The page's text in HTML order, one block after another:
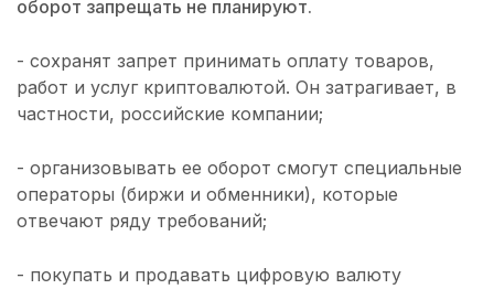
оборот запрещать не планируют.
- сохранят запрет принимать оплату товаров,
работ и услуг криптовалютой. Он затрагивает, в
частности, российские компании;
- организовывать ее оборот смогут специальные
операторы (биржи и обменники), которые
отвечают ряду требований;
- покупать и продавать цифровую валюту